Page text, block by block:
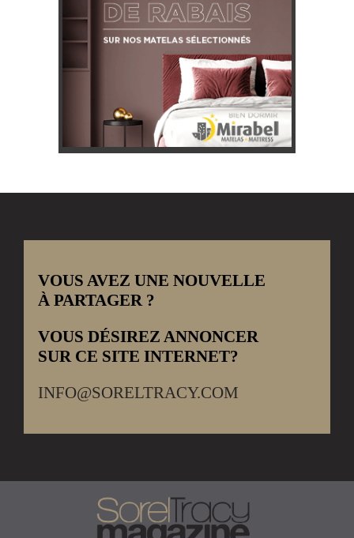
VOUS AVEZ UNE NOUVELLE
À PARTAGER ?
VOUS DÉSIREZ ANNONCER
SUR CE SITE INTERNET?
INFO@SORELTRACY.COM